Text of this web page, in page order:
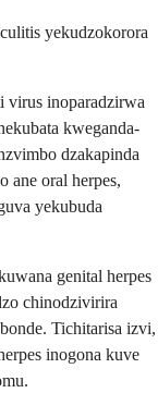
yekudzokorora
virus inoparadzirwa
kweganda-
dzakapinda
ane oral herpes,
yekubuda
genital herpes
chinodzivirira
Tichitarisa izvi,
inogona kuve